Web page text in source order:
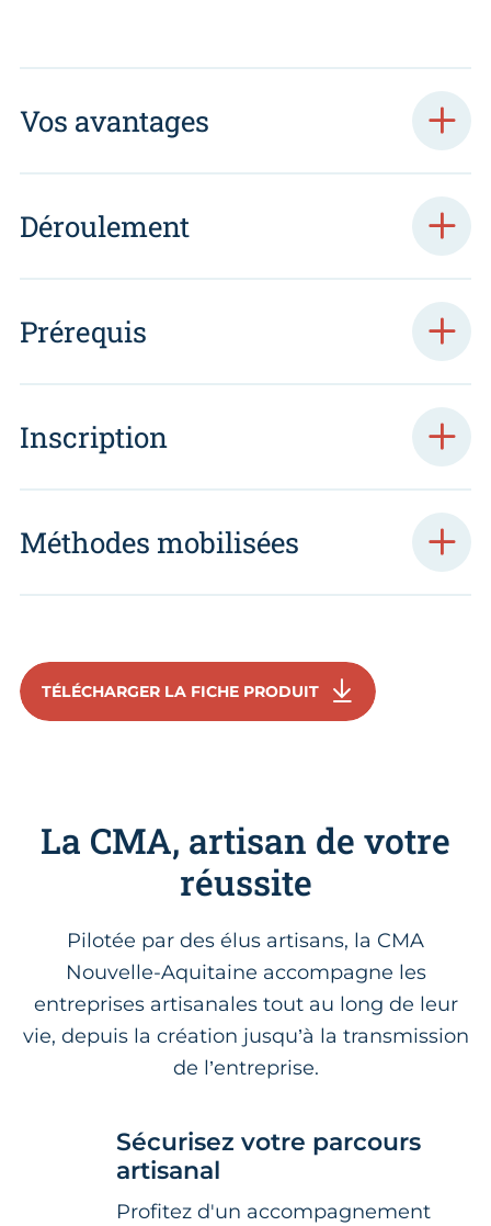
Vos avantages
Déroulement
Prérequis
Inscription
Méthodes mobilisées
TÉLÉCHARGER LA FICHE PRODUIT
La CMA, artisan de votre
réussite
Pilotée par des élus artisans, la CMA
Nouvelle-Aquitaine accompagne les
entreprises artisanales tout au long de leur
vie, depuis la création jusqu’à la transmission
de l’entreprise.
Sécurisez votre parcours
artisanal
Profitez d'un accompagnement